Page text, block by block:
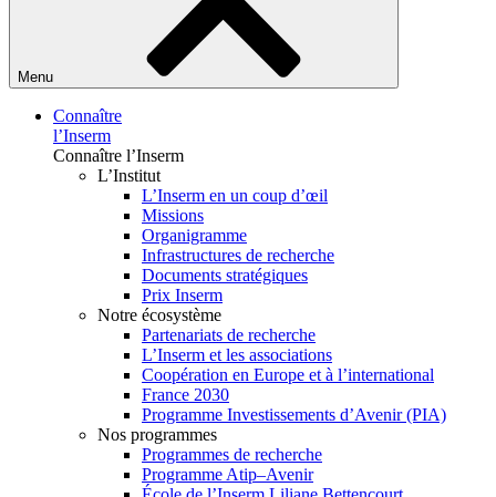
Menu
Connaître
l’Inserm
Connaître l’Inserm
L’Institut
L’Inserm en un coup d’œil
Missions
Organigramme
Infrastructures de recherche
Documents stratégiques
Prix Inserm
Notre écosystème
Partenariats de recherche
L’Inserm et les associations
Coopération en Europe et à l’international
France 2030
Programme Investissements d’Avenir (PIA)
Nos programmes
Programmes de recherche
Programme Atip–Avenir